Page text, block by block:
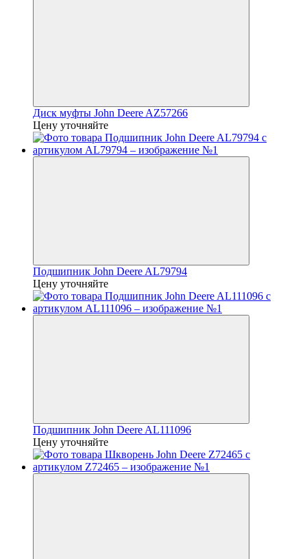
Диск муфты John Deere AZ57266
Цену уточняйте
Подшипник John Deere AL79794
Цену уточняйте
Подшипник John Deere AL111096
Цену уточняйте